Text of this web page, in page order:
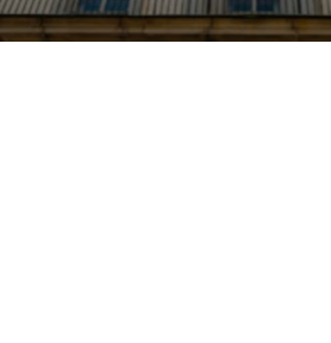
– det ligger i fokus i den